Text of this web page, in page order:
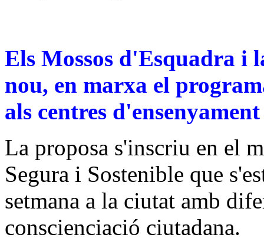
Els Mossos d'Esquadra i
nou, en marxa el
als centres
La proposa s'inscriu en el
Segura i Sostenible que
setmana a la ciutat amb
conscienciació ciutadana.